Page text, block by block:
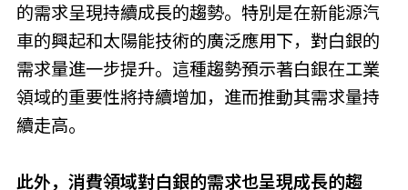
的需求呈現持續成長的趨勢。特別是在新能源汽
車的興起和太陽能技術的廣泛應用下，對白銀的
需求量進一步提升。這種趨勢預示著白銀在工業
領域的重要性將持續增加，進而推動其需求量持
續走高。
此外，消費領域對白銀的需求也呈現成長的趨